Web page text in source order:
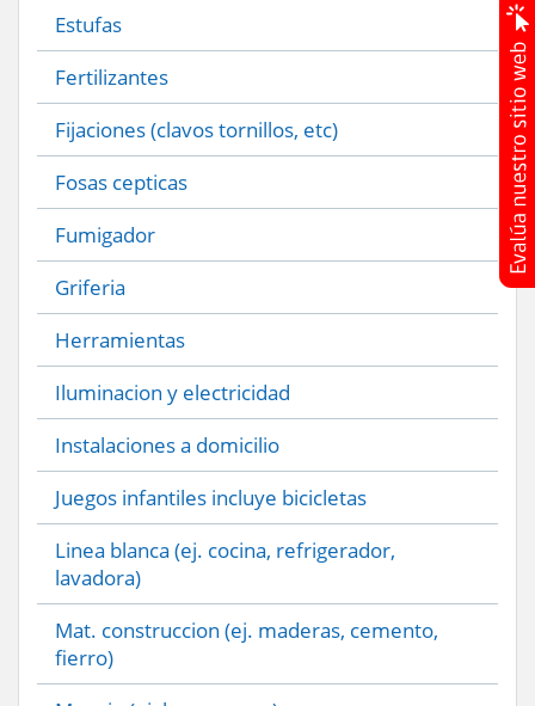
Estufas
Fertilizantes
Fijaciones (clavos tornillos, etc)
Fosas cepticas
Fumigador
Griferia
Herramientas
Iluminacion y electricidad
Instalaciones a domicilio
Juegos infantiles incluye bicicletas
Linea blanca (ej. cocina, refrigerador,
lavadora)
Mat. construccion (ej. maderas, cemento,
fierro)